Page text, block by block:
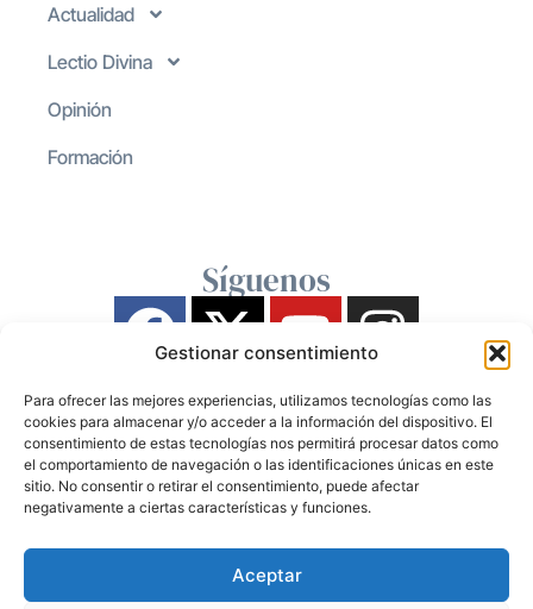
Gestionar consentimiento
Para ofrecer las mejores experiencias, utilizamos tecnologías como las
cookies para almacenar y/o acceder a la información del dispositivo. El
consentimiento de estas tecnologías nos permitirá procesar datos como
el comportamiento de navegación o las identificaciones únicas en este
sitio. No consentir o retirar el consentimiento, puede afectar
negativamente a ciertas características y funciones.
Aceptar
Actualidad
Lectio Divina
Opinión
Formación
Síguenos